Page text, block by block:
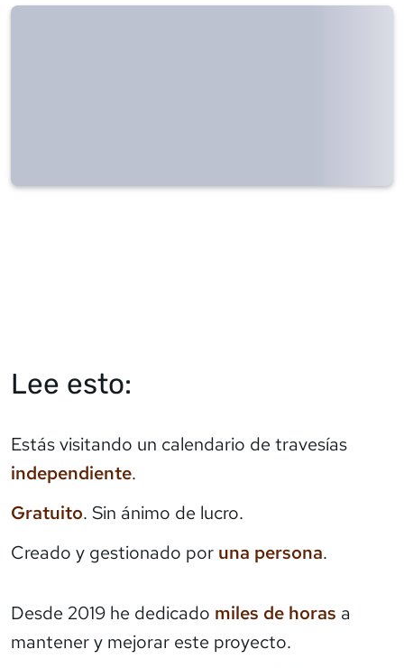
Lee esto:
Estás visitando un calendario de travesías
independiente.
Gratuito. Sin ánimo de lucro.
Creado y gestionado por una persona.
Desde 2019 he dedicado miles de horas a
mantener y mejorar este proyecto.